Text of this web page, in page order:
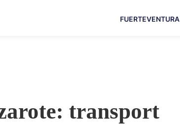
FUERTEVENTURA
transport